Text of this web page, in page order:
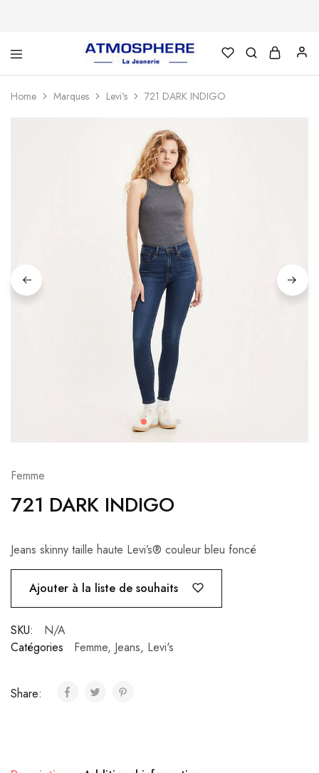
Atmosphère
La
Jeanerie
Un
utilisant
WordPress
Home Marques Levi's 721 DARK INDIGO
Femme
721 DARK INDIGO
Jeans skinny taille haute Levi’s® couleur bleu foncé
Ajouter à la liste de souhaits
SKU:
N/A
Catégories
Femme, Jeans, Levi's
Share: